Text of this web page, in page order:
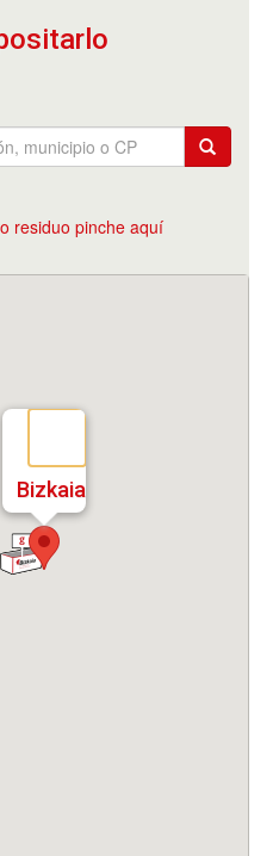
residuo pinche aquí
Bizkaia